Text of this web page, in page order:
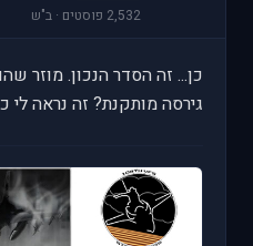
2,532 פוסטים · ב"ש
כן... זה הסדר הנכון. מוזר
גירסה מותקנת? זה נראה לי